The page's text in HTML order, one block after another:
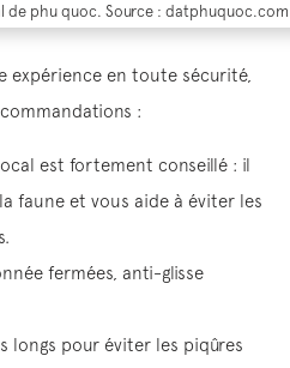
de phu quoc. Source : datphuquoc.com
expérience en toute sécurité,
:
est fortement conseillé : il
faune et vous aide à éviter les
fermées, anti-glisse
longs pour éviter les piqûres